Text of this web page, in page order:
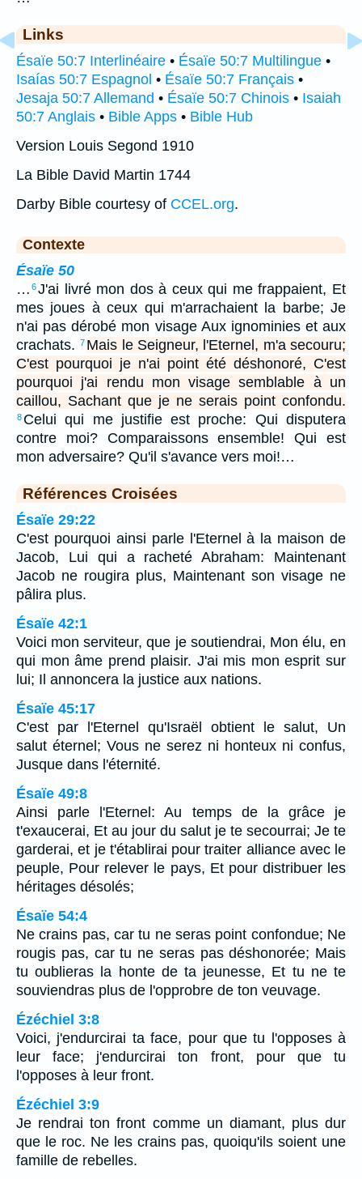
Links
Ésaïe 50:7 Interlinéaire • Ésaïe 50:7 Multilingue •
Isaías 50:7 Espagnol • Ésaïe 50:7 Français •
Jesaja 50:7 Allemand • Ésaïe 50:7 Chinois • Isaiah
50:7 Anglais • Bible Apps • Bible Hub
Version Louis Segond 1910
La Bible David Martin 1744
Darby Bible courtesy of CCEL.org.
Contexte
Ésaïe 50
… 6J'ai livré mon dos à ceux qui me frappaient, Et
mes joues à ceux qui m'arrachaient la barbe; Je
n'ai pas dérobé mon visage Aux ignominies et aux
crachats.
7 Mais le Seigneur, l'Eternel, m'a secouru;
C'est pourquoi je n'ai point été déshonoré, C'est
pourquoi j'ai rendu mon visage semblable à un
caillou, Sachant que je ne serais point confondu.
8 Celui qui me justifie est proche: Qui disputera
contre moi? Comparaissons ensemble! Qui est
mon adversaire? Qu'il s'avance vers moi!…
Références Croisées
Ésaïe 29:22
C'est pourquoi ainsi parle l'Eternel à la maison de
Jacob, Lui qui a racheté Abraham: Maintenant
Jacob ne rougira plus, Maintenant son visage ne
pâlira plus.
Ésaïe 42:1
Voici mon serviteur, que je soutiendrai, Mon élu, en
qui mon âme prend plaisir. J'ai mis mon esprit sur
lui; Il annoncera la justice aux nations.
Ésaïe 45:17
C'est par l'Eternel qu'Israël obtient le salut, Un
salut éternel; Vous ne serez ni honteux ni confus,
Jusque dans l'éternité.
Ésaïe 49:8
Ainsi parle l'Eternel: Au temps de la grâce je
t'exaucerai, Et au jour du salut je te secourrai; Je te
garderai, et je t'établirai pour traiter alliance avec le
peuple, Pour relever le pays, Et pour distribuer les
héritages désolés;
Ésaïe 54:4
Ne crains pas, car tu ne seras point confondue; Ne
rougis pas, car tu ne seras pas déshonorée; Mais
tu oublieras la honte de ta jeunesse, Et tu ne te
souviendras plus de l'opprobre de ton veuvage.
Ézéchiel 3:8
Voici, j'endurcirai ta face, pour que tu l'opposes à
leur face; j'endurcirai ton front, pour que tu
l'opposes à leur front.
Ézéchiel 3:9
Je rendrai ton front comme un diamant, plus dur
que le roc. Ne les crains pas, quoiqu'ils soient une
famille de rebelles.